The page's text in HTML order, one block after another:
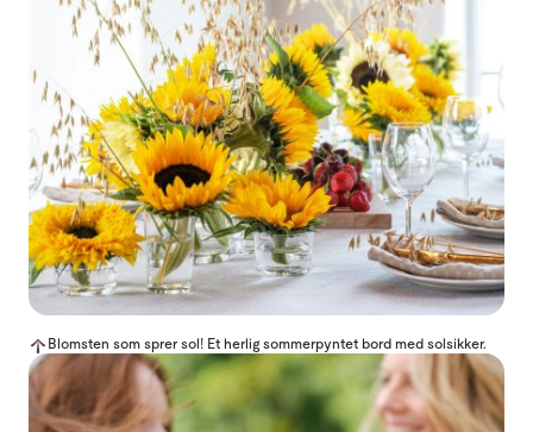
Blomsten som sprer sol! Et herlig sommerpyntet bord med solsikker.